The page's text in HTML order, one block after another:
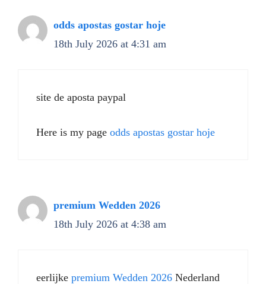
odds apostas gostar hoje
18th July 2026 at 4:31 am
site de aposta paypal
Here is my page odds apostas gostar hoje
premium Wedden 2026
18th July 2026 at 4:38 am
eerlijke premium Wedden 2026 Nederland